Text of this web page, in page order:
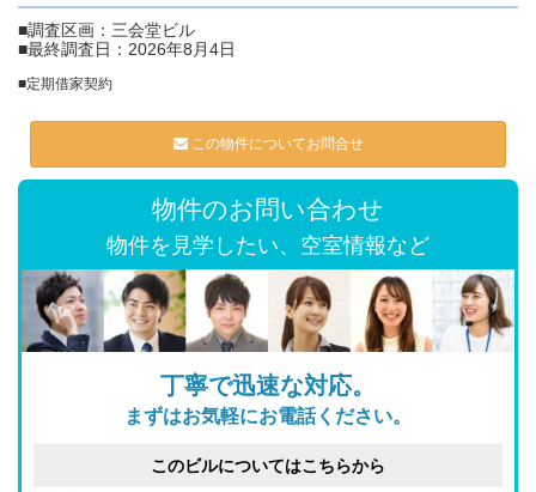
■調査区画：三会堂ビル
■最終調査日：2026年8月4日
■定期借家契約
この物件についてお問合せ
物件のお問い合わせ
物件を見学したい、空室情報など
丁寧で迅速な対応。
まずはお気軽にお電話ください。
このビルについてはこちらから